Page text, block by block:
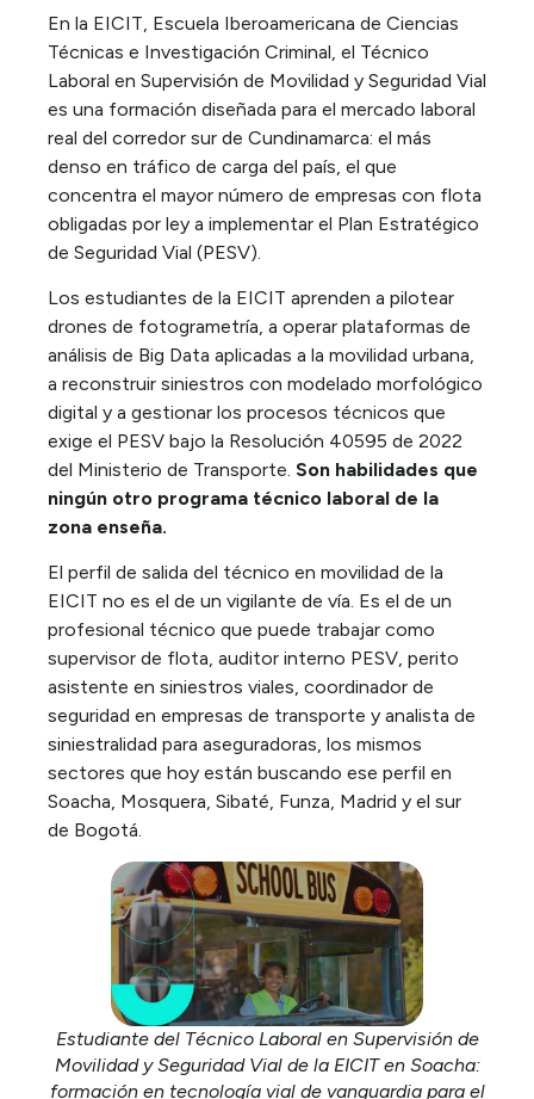
En la EICIT, Escuela Iberoamericana de Ciencias
Técnicas e Investigación Criminal, el Técnico
Laboral en Supervisión de Movilidad y Seguridad Vial
es una formación diseñada para el mercado laboral
real del corredor sur de Cundinamarca: el más
denso en tráfico de carga del país, el que
concentra el mayor número de empresas con flota
obligadas por ley a implementar el Plan Estratégico
de Seguridad Vial (PESV).
Los estudiantes de la EICIT aprenden a pilotear
drones de fotogrametría, a operar plataformas de
análisis de Big Data aplicadas a la movilidad urbana,
a reconstruir siniestros con modelado morfológico
digital y a gestionar los procesos técnicos que
exige el PESV bajo la Resolución 40595 de 2022
del Ministerio de Transporte. Son habilidades que
ningún otro programa técnico laboral de la
zona enseña.
El perfil de salida del técnico en movilidad de la
EICIT no es el de un vigilante de vía. Es el de un
profesional técnico que puede trabajar como
supervisor de flota, auditor interno PESV, perito
asistente en siniestros viales, coordinador de
seguridad en empresas de transporte y analista de
siniestralidad para aseguradoras, los mismos
sectores que hoy están buscando ese perfil en
Soacha, Mosquera, Sibaté, Funza, Madrid y el sur
de Bogotá.
Estudiante del Técnico Laboral en Supervisión de
Movilidad y Seguridad Vial de la EICIT en Soacha:
formación en tecnología vial de vanguardia para el